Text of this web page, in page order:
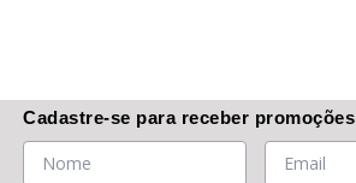
Cadastre-se para receber promoções